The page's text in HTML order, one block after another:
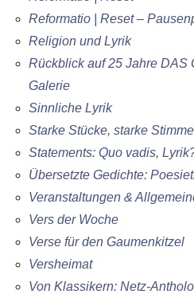
Reformatio | Reset –
Religion und Lyrik
Rückblick auf 25 Jahre DAS
Galerie
Sinnliche Lyrik
Starke Stücke, starke
Statements: Quo vadis,
Übersetzte Gedichte:
Veranstaltungen &
Vers der Woche
Verse für den Gaumenkitzel
Versheimat
Von Klassikern: Netz-